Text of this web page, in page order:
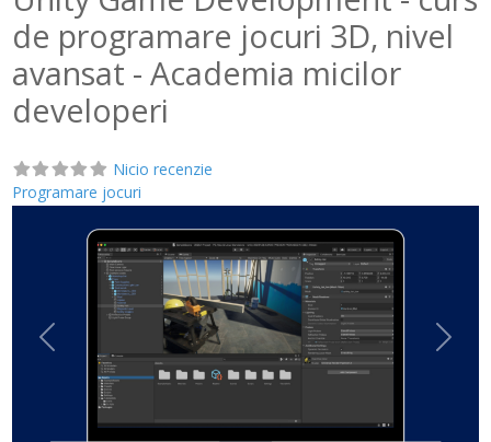
de programare jocuri 3D, nivel
avansat - Academia micilor
developeri
Nicio recenzie
Programare jocuri
Anterior